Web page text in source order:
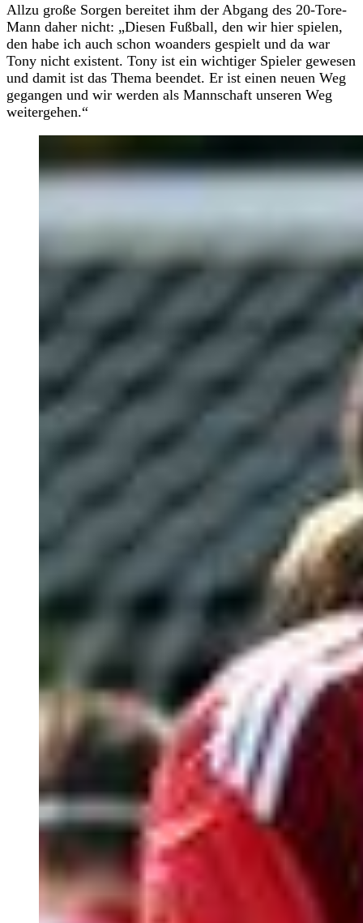
Allzu große Sorgen bereitet ihm der Abgang des 20-Tore-
Mann daher nicht: „Diesen Fußball, den wir hier spielen,
den habe ich auch schon woanders gespielt und da war
Tony nicht existent. Tony ist ein wichtiger Spieler gewesen
und damit ist das Thema beendet. Er ist einen neuen Weg
gegangen und wir werden als Mannschaft unseren Weg
weitergehen.“